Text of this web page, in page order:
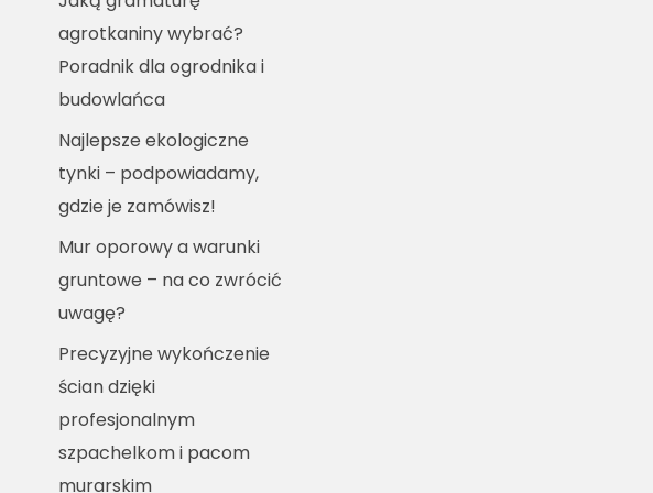
agrotkaniny wybrać?
Poradnik dla ogrodnika i
budowlańca
Najlepsze ekologiczne
tynki – podpowiadamy,
gdzie je zamówisz!
Mur oporowy a warunki
gruntowe – na co zwrócić
uwagę?
Precyzyjne wykończenie
ścian dzięki
profesjonalnym
szpachelkom i pacom
murarskim